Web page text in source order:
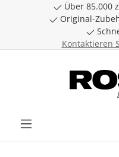
Zum Hauptinhalt springen
Über 85.000
Original-
Kontaktieren